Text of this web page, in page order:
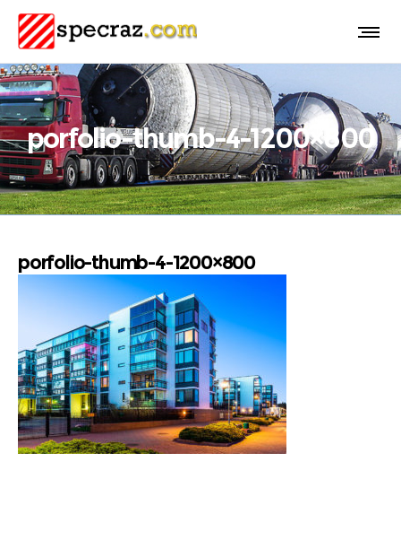
porfolio-thumb-4-1200×800
porfolio-thumb-4-1200×800